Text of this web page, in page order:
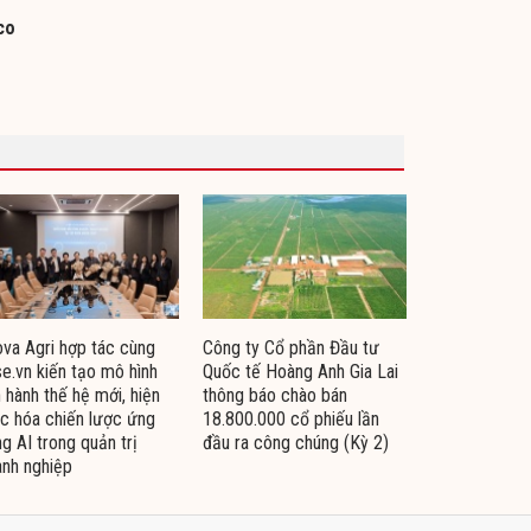
Agri hợp tác cùng
kiến tạo mô hình
hành thế hệ mới, hiện
hóa chiến lược ứng
AI trong quản trị
nghiệp
Công ty Cổ phần Đầu tư
Quốc tế Hoàng Anh Gia Lai
thông báo chào bán
18.800.000 cổ phiếu lần
đầu ra công chúng (Kỳ 2)